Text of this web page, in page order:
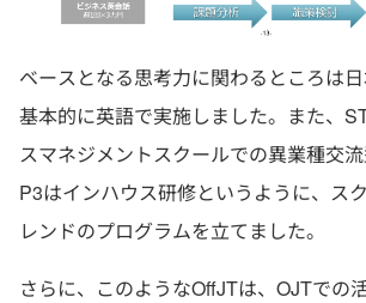
ベースとなる思考力に関わるところは
基本的に英語で実施しました。また、
スマネジメントスクールでの異業種交
P3はインハウス研修というように、ス
レンドのプログラムを立てました。
さらに、このようなOffJTは、OJTでの